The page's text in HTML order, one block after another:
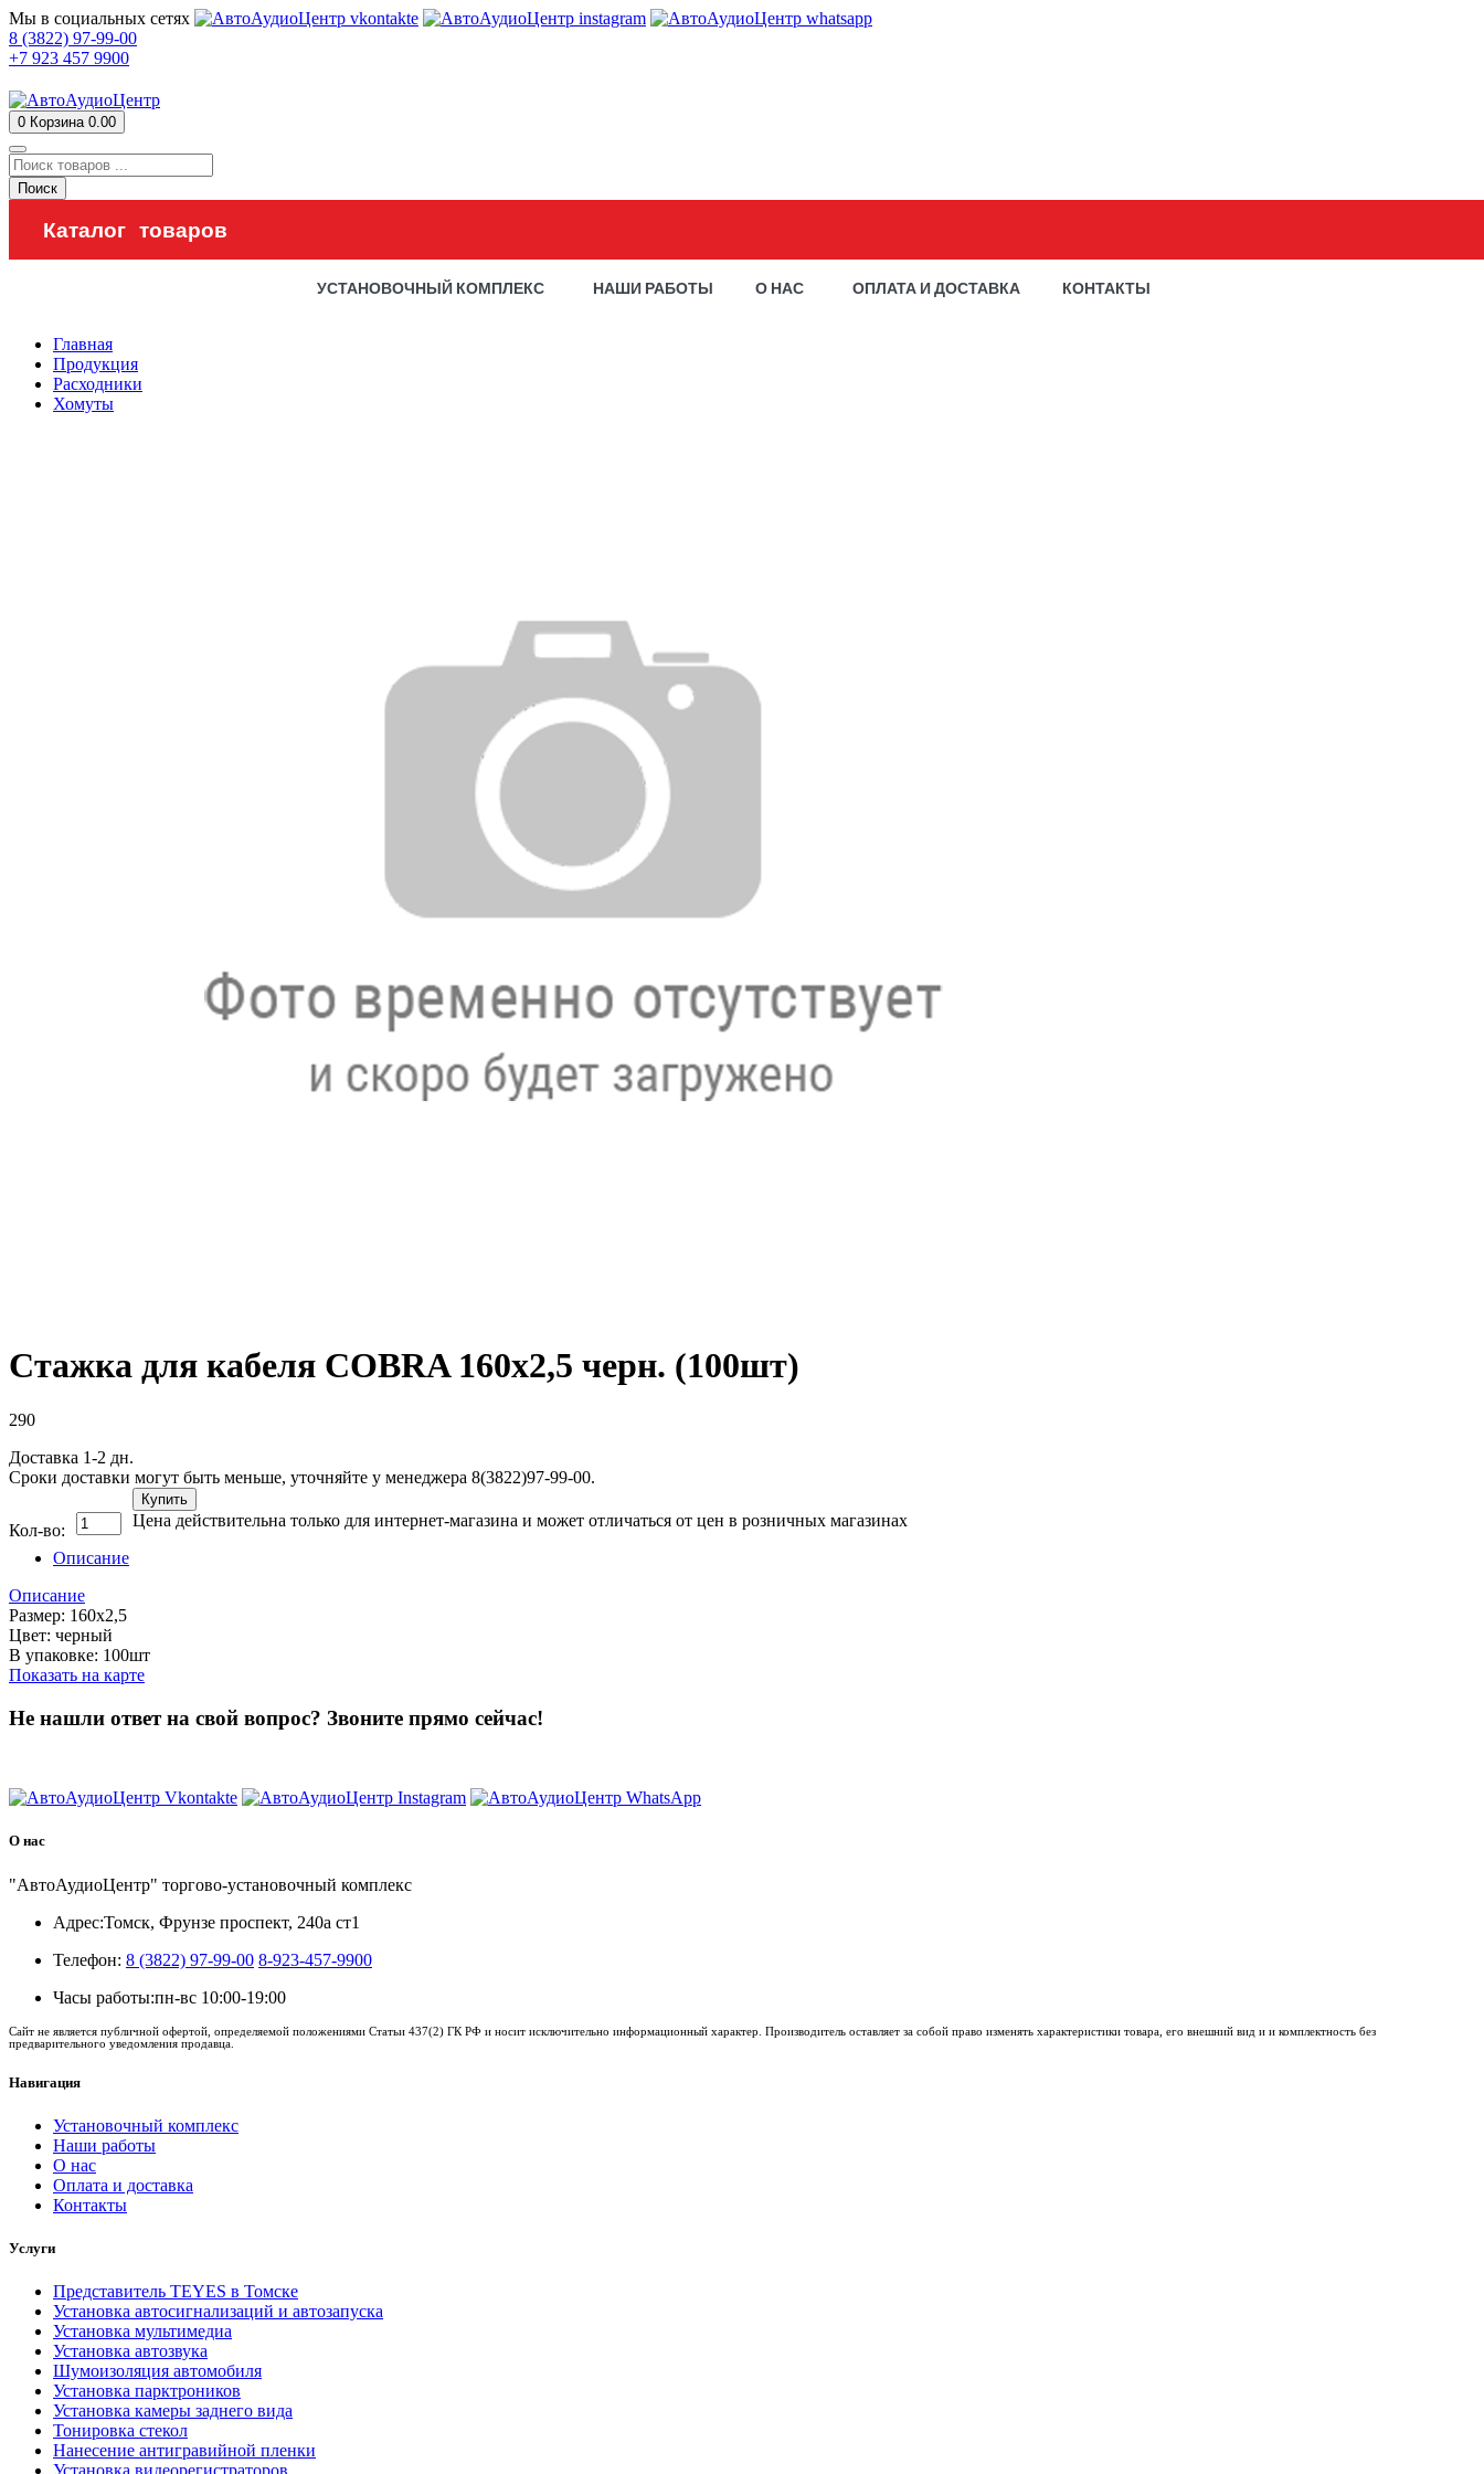
Мы в социальных сетях
8 (3822) 97-99-00
+7 923 457 9900
0 Корзина 0.00
Поиск
Каталог товаров
УСТАНОВОЧНЫЙ КОМПЛЕКС НАШИ РАБОТЫ О НАС ОПЛАТА И ДОСТАВКА КОНТАКТЫ
Главная
Продукция
Расходники
Хомуты
Стажка для кабеля COBRA 160х2,5 черн. (100шт)
290
Доставка 1-2 дн.
Сроки доставки могут быть меньше, уточняйте у менеджера 8(3822)97-99-00.
Кол-во:
Купить
Цена действительна только для интернет-магазина и может отличаться от цен в розничных магазинах
Описание
Описание
Размер: 160х2,5
Цвет: черный
В упаковке: 100шт
Показать на карте
Не нашли ответ на свой вопрос? Звоните прямо сейчас!
О нас
"АвтоАудиоЦентр" торгово-установочный комплекс
Адрес:Томск, Фрунзе проспект, 240а ст1
Телефон: 8 (3822) 97-99-00 8-923-457-9900
Часы работы:пн-вс 10:00-19:00
Сайт не является публичной офертой, определяемой положениями Статьи 437(2) ГК РФ и носит исключительно информационный характер. Производитель оставляет за собой право изменять характеристики товара, его внешний вид и и комплектность без
предварительного уведомления продавца.
Навигация
Установочный комплекс
Наши работы
О нас
Оплата и доставка
Контакты
Услуги
Представитель TEYES в Томске
Установка автосигнализаций и автозапуска
Установка мультимедиа
Установка автозвука
Шумоизоляция автомобиля
Установка парктроников
Установка камеры заднего вида
Тонировка стекол
Нанесение антигравийной пленки